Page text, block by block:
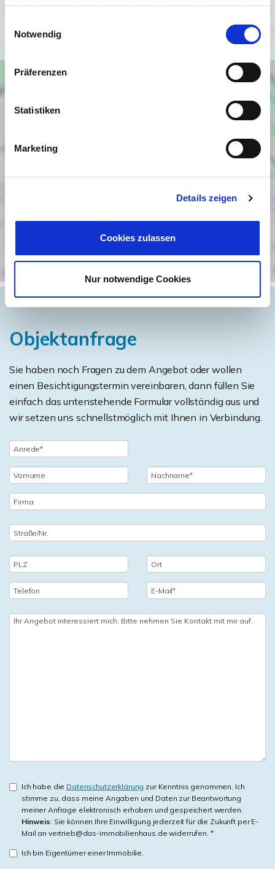
Notwendig
Präferenzen
Statistiken
Marketing
Details zeigen
Cookies zulassen
Nur notwendige Cookies
Objektanfrage
Sie haben noch Fragen zu dem Angebot oder wollen
einen Besichtigungstermin vereinbaren, dann füllen Sie
einfach das untenstehende Formular vollständig aus und
wir setzen uns schnellstmöglich mit Ihnen in Verbindung.
Ich habe die Datenschutzerklärung zur Kenntnis genommen. Ich
stimme zu, dass meine Angaben und Daten zur Beantwortung
meiner Anfrage elektronisch erhoben und gespeichert werden.
Hinweis: Sie können Ihre Einwilligung jederzeit für die Zukunft per E-
Mail an vertrieb@das-immobilienhaus.de widerrufen. *
Ich bin Eigentümer einer Immobilie.